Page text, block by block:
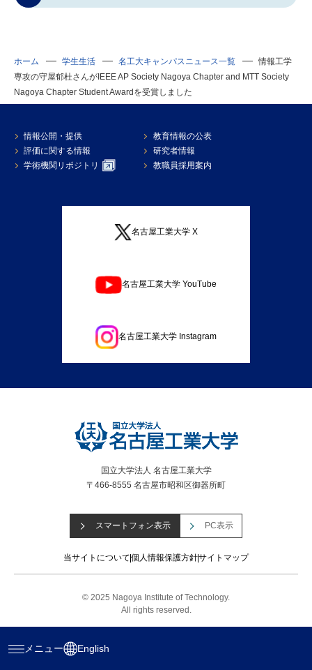
メニュー English
ホーム 学生生活 名工大キャンパスニュース一覧
情報工学
専攻の守屋郁杜さんがIEEE AP Society Nagoya Chapter and MTT Society
Nagoya Chapter Student Awardを受賞しました
情報公開・提供
教育情報の公表
評価に関する情報
研究者情報
学術機関リポジトリ
教職員採用案内
名古屋工業大学 X
名古屋工業大学 YouTube
名古屋工業大学 Instagram
国立大学法人 名古屋工業大学
〒466-8555 名古屋市昭和区御器所町
スマートフォン表示 PC表示
当サイトについて個人情報保護方針サイトマップ
© 2025 Nagoya Institute of Technology.
All rights reserved.